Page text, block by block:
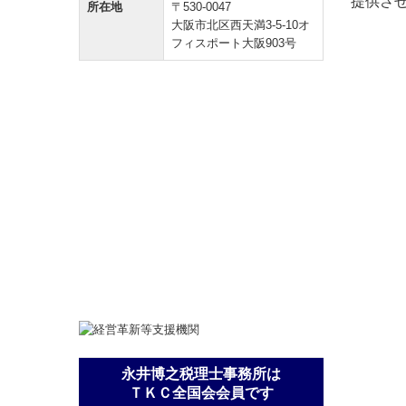
所在地
〒530-0047
大阪市北区西天満3-5-10オ
フィスポート大阪903号
永井博之税理士事務所は
ＴＫＣ全国会会員です